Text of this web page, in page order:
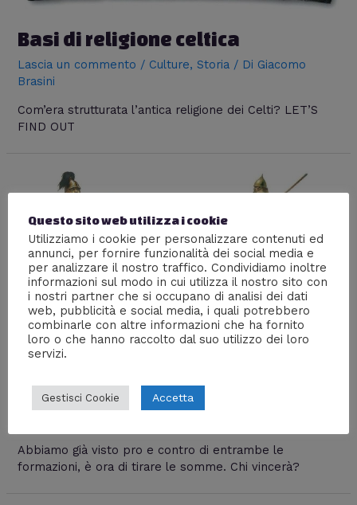
Basi di religione celtica
Lascia un commento / Culture,Storia / Di Giacomo
Brasini
Com’era strutturata l’antica religione dei Celti? LET’S
FIND OUT
Pagella Immortale Achemenide
Lascia un commento Sberle Storiche
Abbiamo già visto pro e contro di entrambe le
formazioni, è ora di tirare le somme. Chi vincerà?
Questo sito web utilizza i cookie
Utilizziamo i cookie per personalizzare contenuti ed
annunci, per fornire funzionalità dei social media e
per analizzare il nostro traffico. Condividiamo inoltre
informazioni sul modo in cui utilizza il nostro sito con
i nostri partner che si occupano di analisi dei dati
web, pubblicità e social media, i quali potrebbero
combinarle con altre informazioni che ha fornito
loro o che hanno raccolto dal suo utilizzo dei loro
servizi.
Gestisci Cookie Accetta